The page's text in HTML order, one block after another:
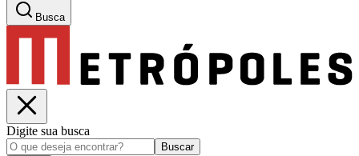
Busca
Digite sua busca
Buscar